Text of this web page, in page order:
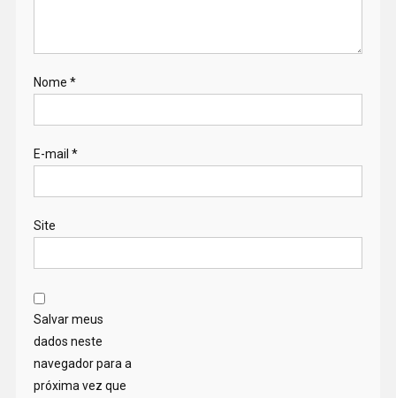
Nome *
E-mail *
Site
Salvar meus
dados neste
navegador para a
próxima vez que